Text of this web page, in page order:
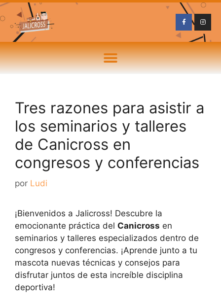
Tres razones para asistir a
los seminarios y talleres
de Canicross en
congresos y conferencias
por Ludi
¡Bienvenidos a Jalicross! Descubre la
emocionante práctica del Canicross en
seminarios y talleres especializados dentro de
congresos y conferencias. ¡Aprende junto a tu
mascota nuevas técnicas y consejos para
disfrutar juntos de esta increíble disciplina
deportiva!